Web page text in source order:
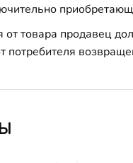
от товара продавец
потребителя